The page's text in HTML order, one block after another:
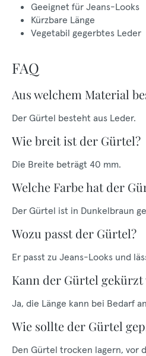
Geeignet für Jeans-Looks
Kürzbare Länge
Vegetabil gegerbtes Leder
FAQ
Aus welchem Material
Der Gürtel besteht aus Leder.
Wie breit ist der Gürtel?
Die Breite beträgt 40 mm.
Welche Farbe hat der
Der Gürtel ist in Dunkelbraun
Wozu passt der Gürtel?
Er passt zu Jeans-Looks und
Kann der Gürtel gekürzt
Ja, die Länge kann bei Bedarf
Wie sollte der Gürtel
Den Gürtel trocken lagern, vor